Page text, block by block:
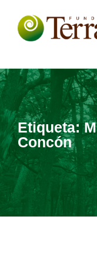
Etiqueta:
Concón